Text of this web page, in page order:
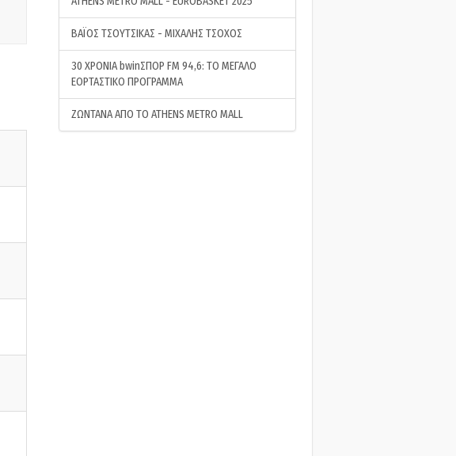
ΒΑΪΟΣ ΤΣΟΥΤΣΙΚΑΣ - ΜΙΧΑΛΗΣ ΤΣΟΧΟΣ
30 ΧΡΟΝΙΑ bwinΣΠΟΡ FM 94,6: ΤΟ ΜΕΓΑΛΟ
ΕΟΡΤΑΣΤΙΚΟ ΠΡΟΓΡΑΜΜΑ
ΖΩΝΤΑΝΑ ΑΠΟ ΤΟ ATHENS METRO MALL